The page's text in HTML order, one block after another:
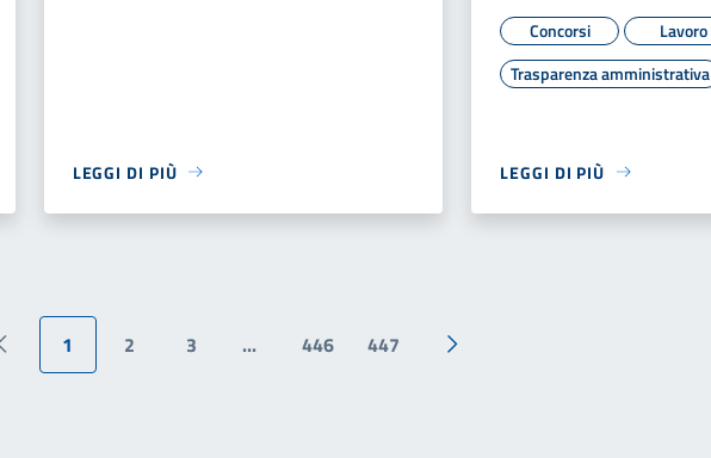
LEGGI DI PIÙ
Concorsi
Lavoro
Trasparenza amministrativa
LEGGI DI PIÙ
Pagina precedente
1 2 3 ... 446 447
Pagina successiva